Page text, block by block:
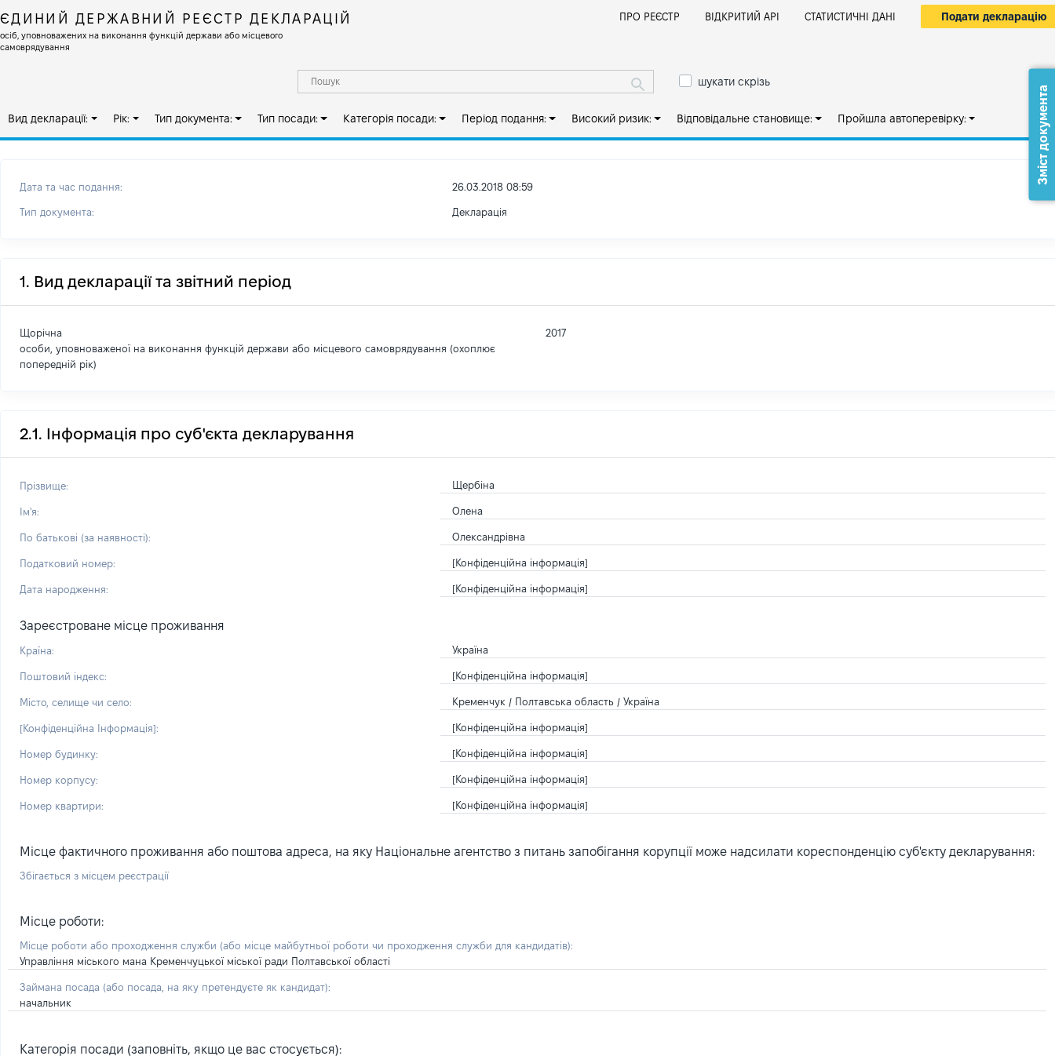
ЄДИНИЙ ДЕРЖАВНИЙ РЕЄСТР ДЕКЛАРАЦІЙ
осіб, уповноважених на виконання функцій держави або місцевого
самоврядування
ПРО РЕЄСТР ВІДКРИТИЙ АРІ СТАТИСТИЧНІ ДАНІ Подати декларацію
шукати скрізь
Вид декларації: Рік: Тип документа: Тип посади: Категорія посади: Період подання: Високий ризик: Відповідальне становище: Пройшла автоперевірку:
Дата та час подання: 26.03.2018 08:59
Тип документа: Декларація
1. Вид декларації та звітний період
Щорічна
особи, уповноваженої на виконання функцій держави або місцевого самоврядування (охоплює
попередній рік)
2017
2.1. Інформація про суб'єкта декларування
Прізвище: Щербіна
Ім'я: Олена
По батькові (за наявності): Олександрівна
Податковий номер: [Конфіденційна інформація]
Дата народження: [Конфіденційна інформація]
Зареєстроване місце проживання
Країна: Україна
Поштовий індекс: [Конфіденційна інформація]
Місто, селище чи село: Кременчук / Полтавська область / Україна
[Конфіденційна Інформація]: [Конфіденційна інформація]
Номер будинку: [Конфіденційна інформація]
Номер корпусу: [Конфіденційна інформація]
Номер квартири: [Конфіденційна інформація]
Місце фактичного проживання або поштова адреса, на яку Національне агентство з питань запобігання корупції може надсилати кореспонденцію суб'єкту декларування:
Збігається з місцем реєстрації
Місце роботи:
Місце роботи або проходження служби (або місце майбутньої роботи чи проходження служби для кандидатів):
Управління міського мана Кременчуцької міської ради Полтавської області
Займана посада (або посада, на яку претендуєте як кандидат):
начальник
Категорія посади (заповніть, якщо це вас стосується):
Зміст документа